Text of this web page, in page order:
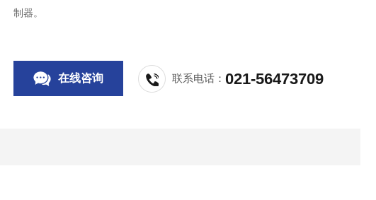
制器。
在线咨询 联系电话：021-56473709